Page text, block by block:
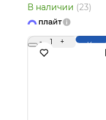
В наличии (23)
- 1 +